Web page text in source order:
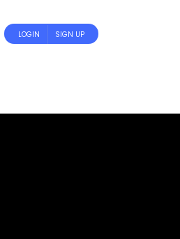
LOGIN SIGN UP